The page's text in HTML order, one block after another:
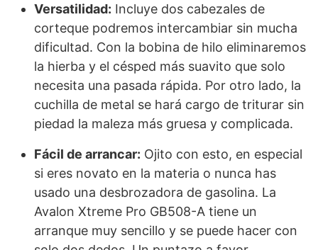
Versatilidad: Incluye dos cabezales de
corteque podremos intercambiar sin mucha
dificultad. Con la bobina de hilo eliminaremos
la hierba y el césped más suavito que solo
necesita una pasada rápida. Por otro lado, la
cuchilla de metal se hará cargo de triturar sin
piedad la maleza más gruesa y complicada.
Fácil de arrancar: Ojito con esto, en especial
si eres novato en la materia o nunca has
usado una desbrozadora de gasolina. La
Avalon Xtreme Pro GB508-A tiene un
arranque muy sencillo y se puede hacer con